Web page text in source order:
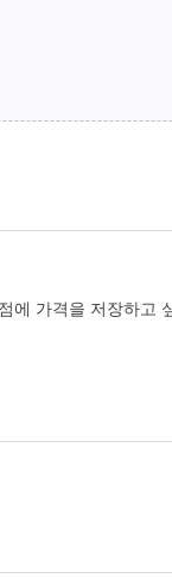
에 가격을 저장하고